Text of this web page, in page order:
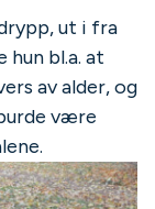
ut i fra
hun bl.a. at
av alder, og
være